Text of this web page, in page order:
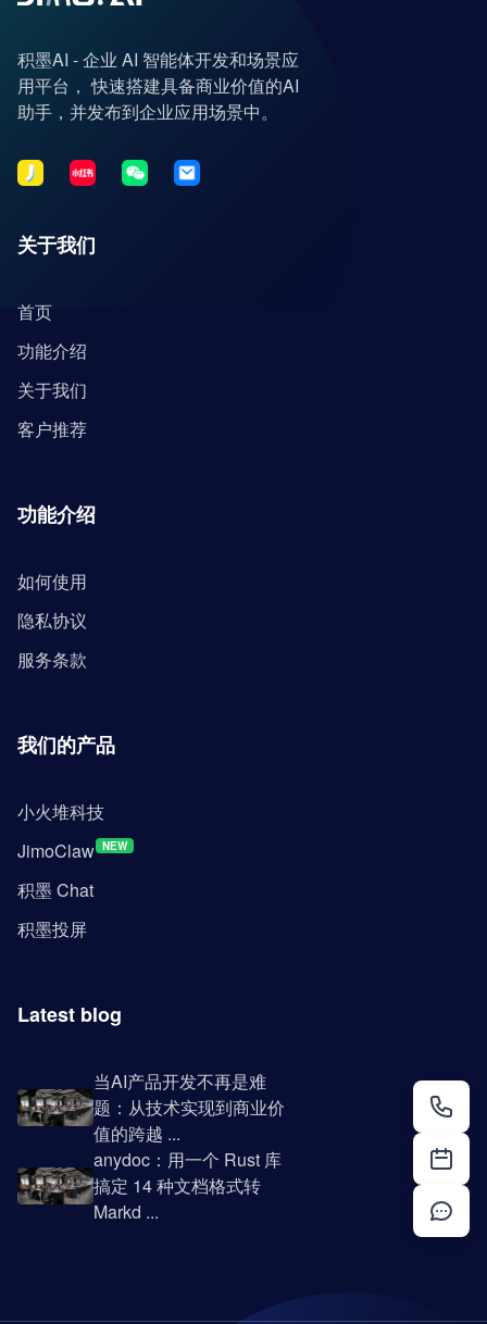
积墨AI - 企业 AI 智能体开发和场景应
用平台， 快速搭建具备商业价值的AI
助手，并发布到企业应用场景中。
关于我们
首页
功能介绍
关于我们
客户推荐
功能介绍
如何使用
隐私协议
服务条款
我们的产品
小火堆科技
JimoClaw NEW
积墨 Chat
积墨投屏
Latest blog
当AI产品开发不再是难
题：从技术实现到商业价
值的跨越 ...
anydoc：用一个 Rust 库
搞定 14 种文档格式转
Markd ...